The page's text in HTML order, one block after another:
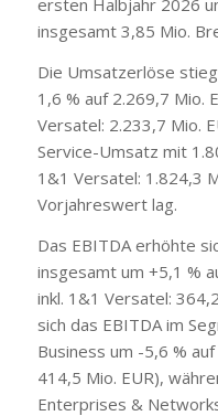
ersten Halbjahr 2026
insgesamt 3,85 Mio.
Die Umsatzerlöse
1,6 % auf 2.269,7 Mio.
Versatel: 2.233,7 Mio.
Service-Umsatz mit
1&1 Versatel: 1.824,3
Vorjahreswert lag.
Das EBITDA erhöhte
insgesamt um +5,1 %
inkl. 1&1 Versatel:
sich das EBITDA im
Business um -5,6 %
414,5 Mio. EUR),
Enterprises &